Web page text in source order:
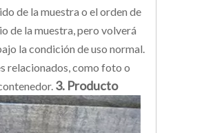
de la muestra o el orden de
de la muestra, pero volverá
la condición de uso normal.
relacionados, como foto o
3. Producto